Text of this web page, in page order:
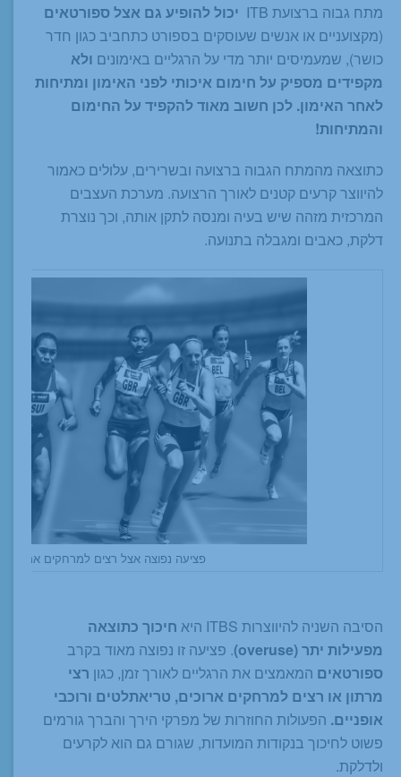
מתח גבוה ברצועת ITB
יכול להופיע גם אצל ספורטאים
(מקצועניים או אנשים שעוסקים בספורט כתחביב כגון חדר
כושר), שמעמיסים יותר מדי על הרגליים באימונים ולא
מקפידים מספיק על חימום איכותי לפני האימון ומתיחות
לאחר האימון. לכן חשוב מאוד להקפיד על החימום
והמתיחות!
כתוצאה מהמתח הגבוה ברצועה ובשרירים, עלולים כאמור
להיווצר קרעים קטנים לאורך הרצועה. מערכת העצבים
המרכזית מזהה שיש בעיה ומנסה לתקן אותה, וכך נוצרת
דלקת, כאבים ומגבלה בתנועה.
פציעה נפוצה אצל רצים למרחקים ארוכים
הסיבה השניה להיווצרות ITBS היא
חיכוך כתוצאה
מפעילות יתר (overuse)
. פציעה זו נפוצה מאוד בקרב
ספורטאים המאמצים את הרגליים לאורך זמן, כגון רצי
מרתון או רצים למרחקים ארוכים, טריאתלטים ורוכבי
אופניים. הפעולות החוזרות של מפרקי הירך והברך גורמים
פשוט לחיכוך בנקודות המועדות, שגורם גם הוא לקרעים
ולדלקת.